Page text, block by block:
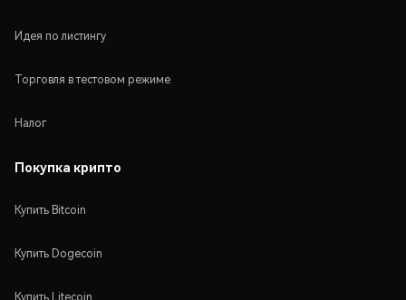
Идея по листингу
Торговля в тестовом режиме
Налог
Покупка крипто
Купить Bitcoin
Купить Dogecoin
Купить Litecoin